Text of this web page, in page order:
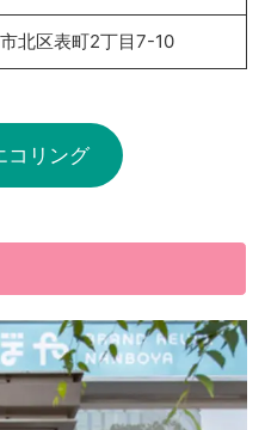
北区表町2丁目7-10
コリング